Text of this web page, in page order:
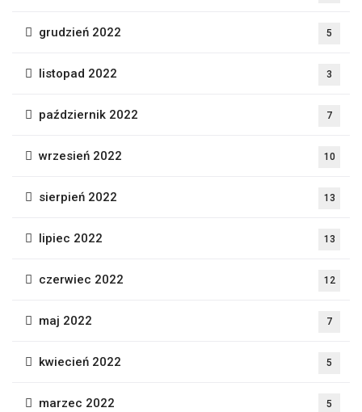
grudzień 2022 5
listopad 2022 3
październik 2022 7
wrzesień 2022 10
sierpień 2022 13
lipiec 2022 13
czerwiec 2022 12
maj 2022 7
kwiecień 2022 5
marzec 2022 5